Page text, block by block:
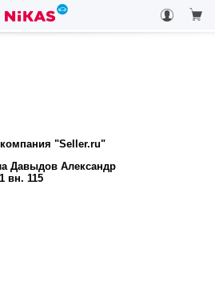
"Seller.ru"
Давыдов Александр
вн. 115